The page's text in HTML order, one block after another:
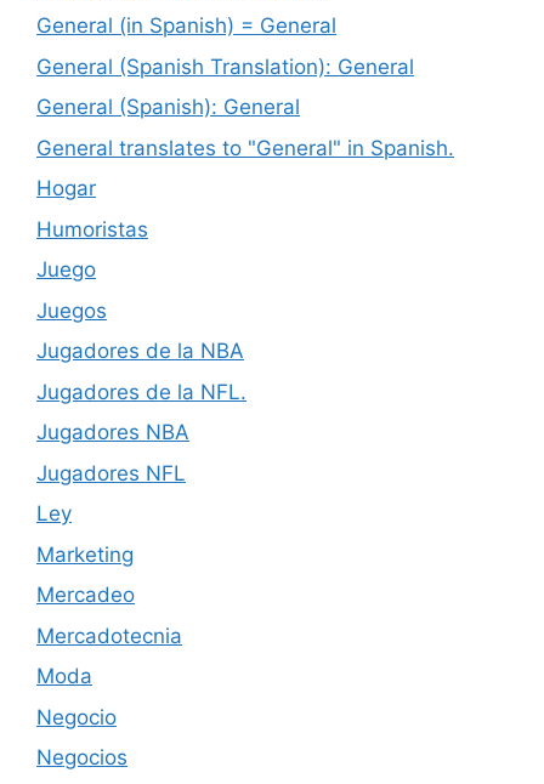
General (in Spanish) = General
General (Spanish Translation): General
General (Spanish): General
General translates to "General" in Spanish.
Hogar
Humoristas
Juego
Juegos
Jugadores de la NBA
Jugadores de la NFL.
Jugadores NBA
Jugadores NFL
Ley
Marketing
Mercadeo
Mercadotecnia
Moda
Negocio
Negocios